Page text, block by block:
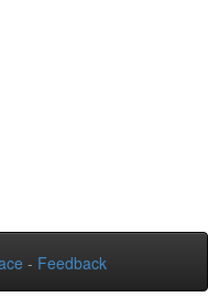
- Feedback